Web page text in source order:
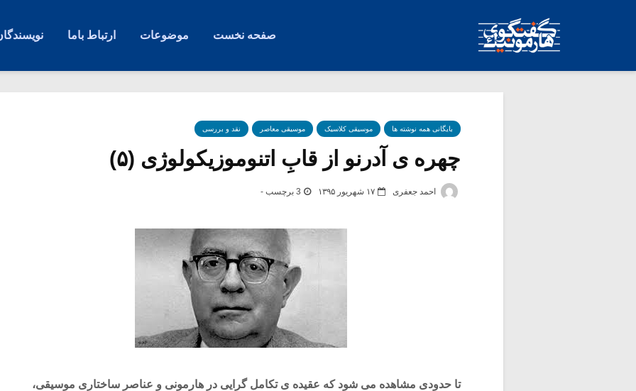
صفحه نخست موضوعات ارتباط باما
بایگانی همه نوشته ها موسیقی کلاسیک موسیقی معاصر نقد و بررسی
چهره ی آدرنو از قابِ اتنوموزیکولوژی (۵)
احمد جعفری ۱۷ شهریور ۱۳۹۵ 3 برچسب -
تا حدودی مشاهده می شود که عقیده ی تکامل گرایی در هارمونی و عناصر ساختاری موسیقی،